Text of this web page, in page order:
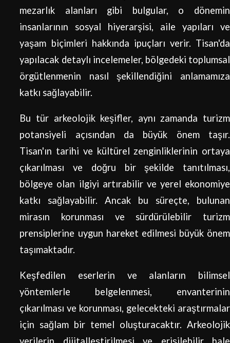
mezarlık alanları gibi bulgular, o dönemin
insanlarının sosyal hiyerarşisi, aile yapıları ve
yaşam biçimleri hakkında ipuçları verir. Tisan'da
yapılacak detaylı incelemeler, bölgedeki toplumsal
örgütlenmenin nasıl şekillendiğini anlamamıza
katkı sağlayabilir.
Bu tür arkeolojik keşifler, aynı zamanda turizm
potansiyeli açısından da büyük önem taşır.
Tisan'ın tarihi ve kültürel zenginliklerinin ortaya
çıkarılması ve doğru bir şekilde tanıtılması,
bölgeye olan ilgiyi artırabilir ve yerel ekonomiye
katkı sağlayabilir. Ancak bu süreçte, bulunan
mirasın korunması ve sürdürülebilir turizm
prensiplerine uygun hareket edilmesi büyük önem
taşımaktadır.
Keşfedilen eserlerin ve alanların bilimsel
yöntemlerle belgelenmesi, envanterinin
çıkarılması ve korunması, gelecekteki araştırmalar
için sağlam bir temel oluşturacaktır. Arkeolojik